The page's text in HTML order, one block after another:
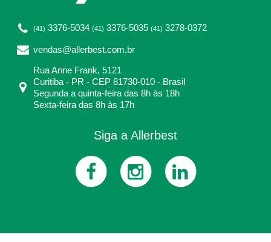
(41) 3376-5034 (41) 3376-5035 (41) 3278-0372
vendas@allerbest.com.br
Rua Anne Frank, 5121
Curitiba - PR - CEP 81730-010 - Brasil
Segunda a quinta-feira das 8h às 18h
Sexta-feira das 8h às 17h
Siga a Allerbest